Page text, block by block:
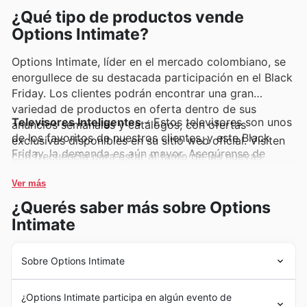
¿Qué tipo de productos vende
Options Intimate?
Options Intimate, líder en el mercado colombiano, se
enorgullece de su destacada participación en el Black
Friday. Los clientes podrán encontrar una gran
variedad de productos en oferta dentro de sus
anuncios semanales y catálogos, con ofertas
exclusivas disponibles en su sitio web oficial. Visiten
con frecuencia para estar al tanto de las nuevas
Televisores Inteligentes– Estos televisores son unos
de los favoritos de nuestros clientes, y este Black
Friday, la demanda es aún mayor. Asegúrense de
las ofertas de Black Friday para encontrar precios
increíbles en los modelos más recientes.
Smartphones de Última Generación
durante eventos como el Black Friday. Las ofertas de
Options Intimate en estos dispositivos son
imperdibles, y los encontrarán destacados en sus
Ver más
¿Querés saber más sobre Options
Intimate
Sobre Options Intimate
Intimate ha tejido una historia de dedicación y
¿Options Intimate participa en algún evento de